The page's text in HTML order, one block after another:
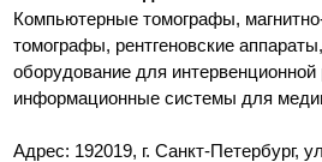
Компьютерные томографы,
томографы, рентгеновские
оборудование для интервенционной
информационные системы для
Адрес: 192019, г. Санкт-Петербург,